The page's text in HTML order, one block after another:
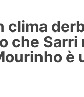
clima
che Sarri
è